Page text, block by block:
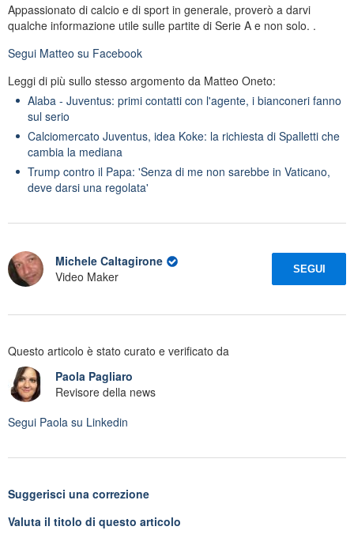
Appassionato di calcio e di sport in generale, proverò a darvi
qualche informazione utile sulle partite di Serie A e non solo. .
Segui Matteo su Facebook
Leggi di più sullo stesso argomento da Matteo Oneto:
Alaba - Juventus: primi contatti con l'agente, i bianconeri fanno
sul serio
Calciomercato Juventus, idea Koke: la richiesta di Spalletti che
cambia la mediana
Trump contro il Papa: 'Senza di me non sarebbe in Vaticano,
deve darsi una regolata'
Michele Caltagirone
Video Maker
SEGUI
Questo articolo è stato curato e verificato da
Paola Pagliaro
Revisore della news
Segui Paola su Linkedin
Suggerisci una correzione
Valuta il titolo di questo articolo